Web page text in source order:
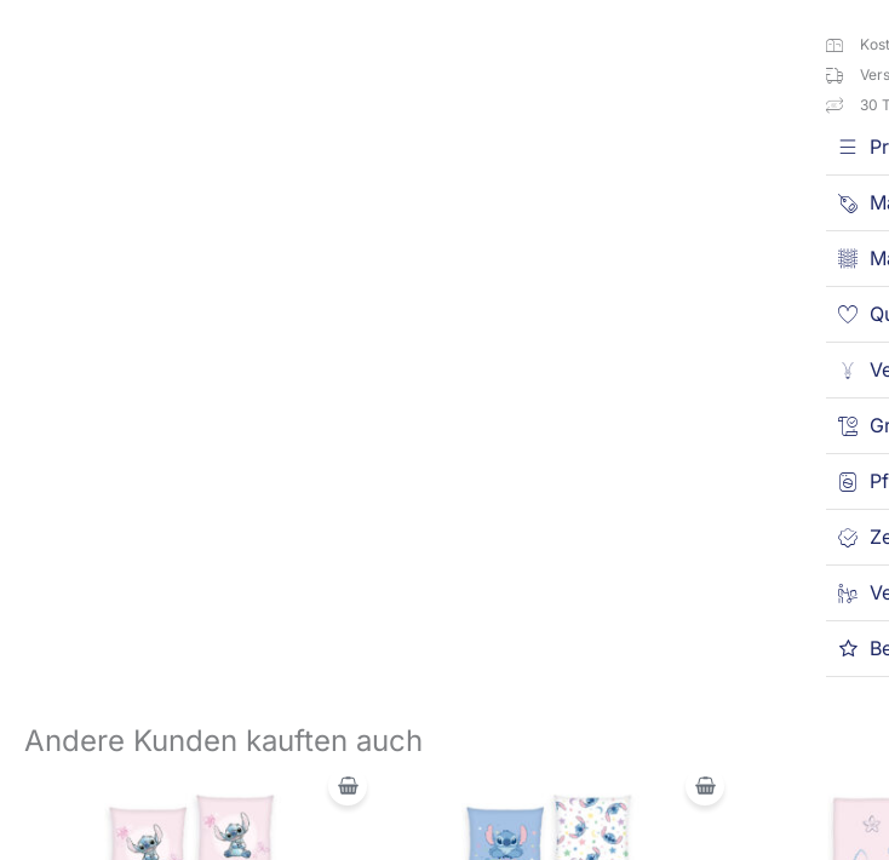
cm,
30
Andere Kunden kauften auch